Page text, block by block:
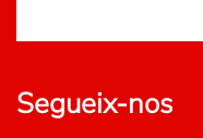
Segueix-nos